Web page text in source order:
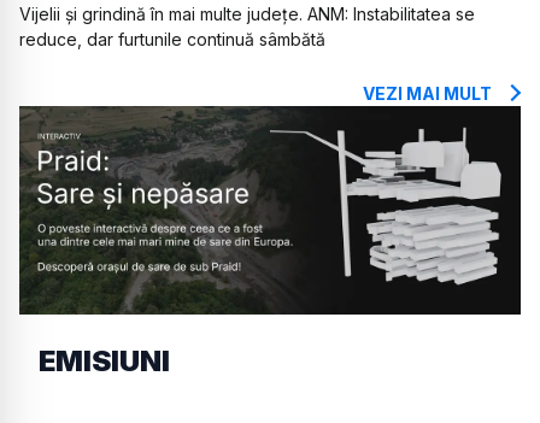
Vijelii și grindină în mai multe județe. ANM: Instabilitatea se
reduce, dar furtunile continuă sâmbătă
VEZI MAI MULT
EMISIUNI